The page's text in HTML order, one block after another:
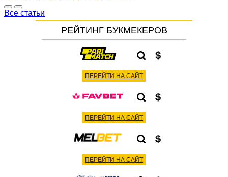
Все статьи
РЕЙТИНГ БУКМЕКЕРОВ
ПЕРЕЙТИ НА САЙТ
ПЕРЕЙТИ НА САЙТ
ПЕРЕЙТИ НА САЙТ